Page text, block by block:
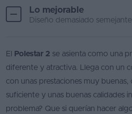
Favoritos
Concesionarios
coche
Ventas
de
Lo mejorable
Diseño demasiado
El Polestar 2 se asienta como una
diferente y atractiva. Llega con un
con unas prestaciones muy
suficiente y unas buenas calidades
problema? Que si querían hacer